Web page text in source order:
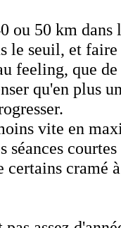
ou 50 km
le seuil, et
feeling, que
qu'en plus
vite en
séances
cramé